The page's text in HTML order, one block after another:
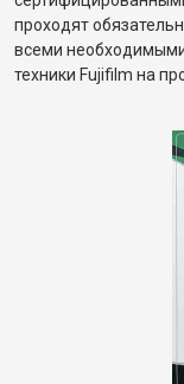
проходят
всеми
техники Fujifilm на